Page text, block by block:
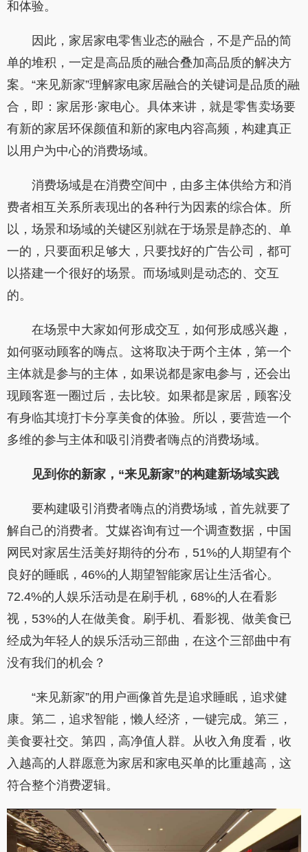
和体验。
因此，家居家电零售业态的融合，不是产品的简
单的堆积，一定是高品质的融合叠加高品质的解决方
案。“来见新家”理解家电家居融合的关键词是品质的融
合，即：家居形·家电心。具体来讲，就是零售卖场要
有新的家居环保颜值和新的家电内容高频，构建真正
以用户为中心的消费场域。
消费场域是在消费空间中，由多主体供给方和消
费者相互关系所表现出的各种行为因素的综合体。所
以，场景和场域的关键区别就在于场景是静态的、单
一的，只要面积足够大，只要找好的广告公司，都可
以搭建一个很好的场景。而场域则是动态的、交互
的。
在场景中大家如何形成交互，如何形成感兴趣，
如何驱动顾客的嗨点。这将取决于两个主体，第一个
主体就是参与的主体，如果说都是家电参与，还会出
现顾客逛一圈过后，去比较。如果都是家居，顾客没
有身临其境打卡分享美食的体验。所以，要营造一个
多维的参与主体和吸引消费者嗨点的消费场域。
见到你的新家，“来见新家”的构建新场域实践
要构建吸引消费者嗨点的消费场域，首先就要了
解自己的消费者。艾媒咨询有过一个调查数据，中国
网民对家居生活美好期待的分布，51%的人期望有个
良好的睡眠，46%的人期望智能家居让生活省心。
72.4%的人娱乐活动是在刷手机，68%的人在看影
视，53%的人在做美食。刷手机、看影视、做美食已
经成为年轻人的娱乐活动三部曲，在这个三部曲中有
没有我们的机会？
“来见新家”的用户画像首先是追求睡眠，追求健
康。第二，追求智能，懒人经济，一键完成。第三，
美食要社交。第四，高净值人群。从收入角度看，收
入越高的人群愿意为家居和家电买单的比重越高，这
符合整个消费逻辑。